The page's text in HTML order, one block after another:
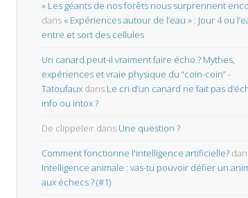
» Les géants de nos forêts nous surprennent
dans « Expériences autour de l’eau » : Jour 4 ou
entre et sort des cellules
Un canard peut-il vraiment faire écho ? Mythes,
expériences et vraie physique du “coin-coin” -
Tatoufaux dans Le cri d’un canard ne fait pas
info ou intox ?
De clippeleir dans Une question ?
Comment fonctionne l'intelligence artificielle?
Intelligence animale : vas-tu pouvoir défier un
aux échecs ? (#1)